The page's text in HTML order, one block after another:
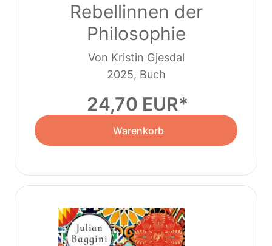
Rebellinnen der
Philosophie
Von Kristin Gjesdal
2025, Buch
24,70 EUR
Warenkorb